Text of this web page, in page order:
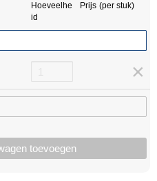
4019 Nicole Szeja
Hoeveelhe
id
Prijs (per stuk)
×
toevoegen